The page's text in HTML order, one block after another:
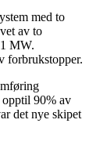
med to
av to
MW.
forbrukstopper.
opptil 90% av
det nye skipet